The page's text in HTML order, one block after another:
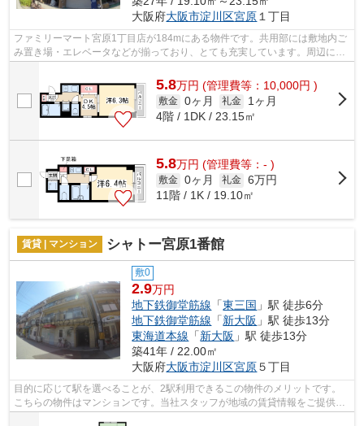
大阪府大阪市淀川区宮原 １丁目
ファミリーマート宮原1丁目店が184mにある物件です。共用部には敷地内ご
み置き場・エレベータなどが揃っており、とても充実しています。周辺に2
駅あるので電車通勤しやすいです。夏場...
5.8万円 (管理費等：10,000円 )
敷金 0ヶ月 礼金
1ヶ月
4階 / 1DK / 23.15㎡
5.8万円 (管理費等：- )
敷金 0ヶ月 礼金 6万円
11階 / 1K / 19.10㎡
賃貸 | マンション シャトー宮原1番館
敷0
2.9万円
地下鉄御堂筋線 「東三国 」駅 徒歩6分
地下鉄御堂筋線 「新大阪 」駅 徒歩13分
東海道本線 「新大阪 」駅 徒歩13分
築41年 / 22.00㎡
大阪府大阪市淀川区宮原５丁目
目的に応じて駅を選べることが、2駅利用できるこの物件のメリットです。
こちらの物件はマンションです。当社スタッフが地域の賃貸情報をご提供い